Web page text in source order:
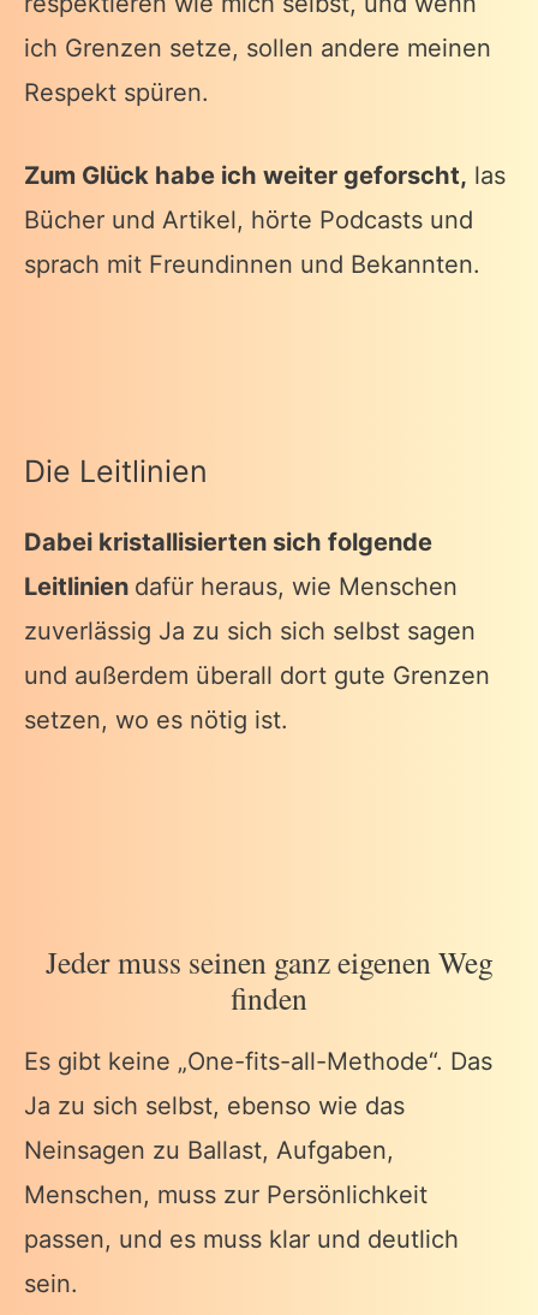
ich Grenzen setze, sollen andere meinen
Respekt spüren.
Zum Glück habe ich weiter geforscht, las
Bücher und Artikel, hörte Podcasts und
sprach mit Freundinnen und Bekannten.
Die Leitlinien
Dabei kristallisierten sich folgende
Leitlinien dafür heraus, wie Menschen
zuverlässig Ja zu sich sich selbst sagen
und außerdem überall dort gute Grenzen
setzen, wo es nötig ist.
Jeder muss seinen ganz eigenen Weg
finden
Es gibt keine „One-fits-all-Methode“. Das
Ja zu sich selbst, ebenso wie das
Neinsagen zu Ballast, Aufgaben,
Menschen, muss zur Persönlichkeit
passen, und es muss klar und deutlich
sein.